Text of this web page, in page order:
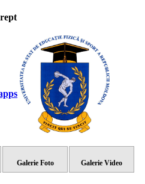
Galerie Foto Galerie Video